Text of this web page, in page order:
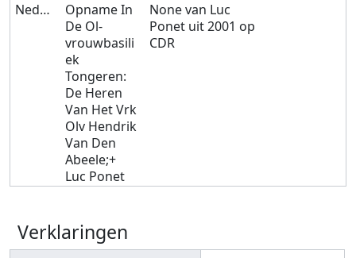
Nederlands
Opname In
De Ol-
vrouwbasili
ek
Tongeren:
De Heren
Van Het Vrk
Olv Hendrik
Van Den
Abeele;+
Luc Ponet
None van Luc
Ponet uit 2001 op
CDR
Verklaringen